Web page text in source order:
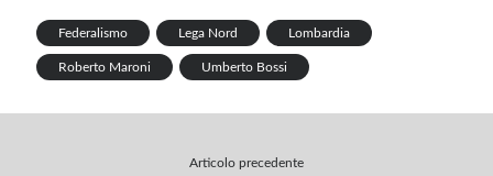
k
p
Federalismo Lega Nord Lombardia
Roberto Maroni Umberto Bossi
Articolo precedente